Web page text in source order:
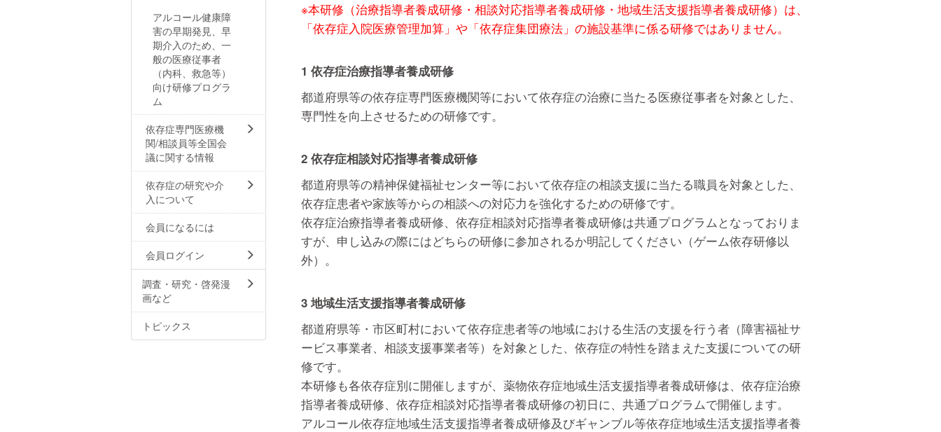
※本研修（治療指導者養成研修・相談対応指導者養成研修・地域生活支援指導者養成研修）は、
「依存症入院医療管理加算」や「依存症集団療法」の施設基準に係る研修ではありません。
1 依存症治療指導者養成研修
都道府県等の依存症専門医療機関等において依存症の治療に当たる医療従事者を対象とした、
専門性を向上させるための研修です。
2 依存症相談対応指導者養成研修
都道府県等の精神保健福祉センター等において依存症の相談支援に当たる職員を対象とした、
依存症患者や家族等からの相談への対応力を強化するための研修です。
依存症治療指導者養成研修、依存症相談対応指導者養成研修は共通プログラムとなっておりま
すが、申し込みの際にはどちらの研修に参加されるか明記してください（ゲーム依存研修以
外）。
3 地域生活支援指導者養成研修
都道府県等・市区町村において依存症患者等の地域における生活の支援を行う者（障害福祉サ
ービス事業者、相談支援事業者等）を対象とした、依存症の特性を踏まえた支援についての研
修です。
本研修も各依存症別に開催しますが、薬物依存症地域生活支援指導者養成研修は、依存症治療
指導者養成研修、依存症相談対応指導者養成研修の初日に、共通プログラムで開催します。
アルコール依存症地域生活支援指導者養成研修及びギャンブル等依存症地域生活支援指導者養
アルコール健康障
害の早期発見、早
期介入のため、一
般の医療従事者
（内科、救急等）
向け研修プログラ
ム
依存症専門医療機
関/相談員等全国会
議に関する情報
依存症の研究や介
入について
会員になるには
会員ログイン
調査・研究・啓発漫
画など
トピックス